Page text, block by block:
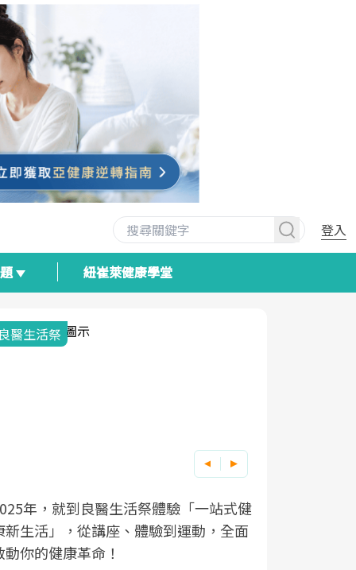
登入
紐崔萊健康學堂
與健康韌性的距離
醫健康網從「換季的身體變化」出發，
過醫學觀點與日常感受的對話，建立對
健康的認知，進而引導實際的改善行